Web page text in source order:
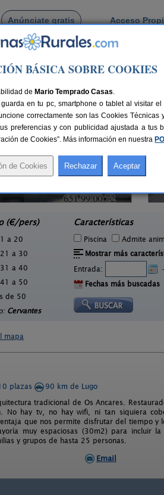
Anúnciate gratis Acceso
Casa do Cabo
(€/pers)
a 20
a 30
a 40
a 50
de 50
Cervantes
Características
Piscina Admite
Mostrar más
Entrada:
Fechas más buscadas
mapa
plazas
90 km de Lugo
tradicional de Os Ancares.
No hay tv, no hay wifi, ni tan siquiera
que nos permite disfrutar del tiempo y
muy espaciosas (30m2) para incluir
y grupos de hasta 25 personas.
Email
BÁSICA SOBRE COOKIES
de Mario Temprado Casas.
en tu pc, smartphone o tablet al visitar
correctamente son las Cookies
preferencias y con publicidad ajustada a tus
de Cookies”. Más información en nuestra